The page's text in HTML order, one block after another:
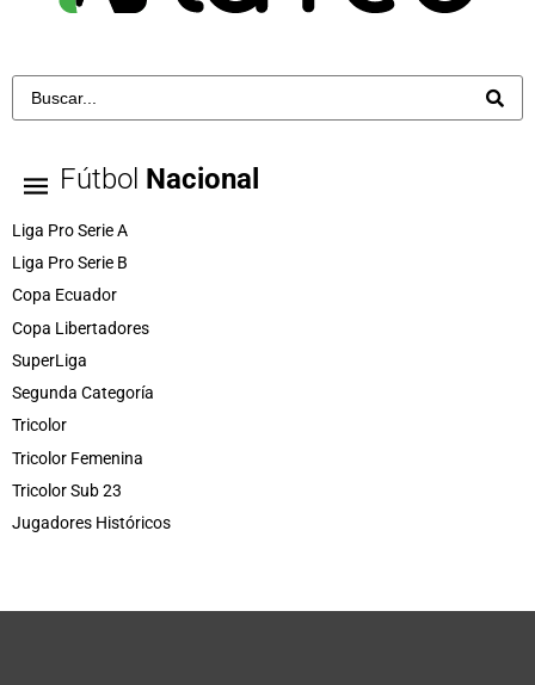
Fútbol Nacional
Liga Pro Serie A
Liga Pro Serie B
Copa Ecuador
Copa Libertadores
SuperLiga
Segunda Categoría
Tricolor
Tricolor Femenina
Tricolor Sub 23
Jugadores Históricos